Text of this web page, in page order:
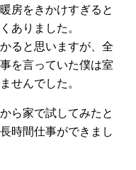
房をきかけすぎると
ありました。
ると思いますが、全
を言っていた僕は室
せんでした。
ら家で試してみたと
時間仕事ができまし